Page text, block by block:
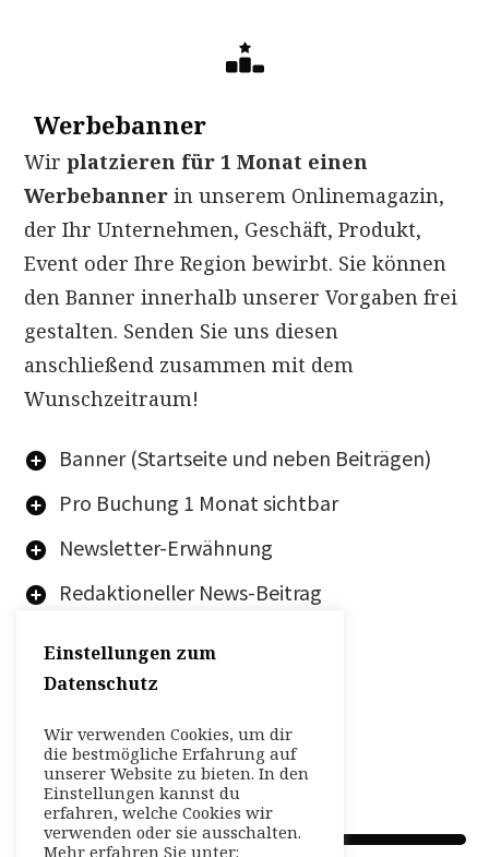
Werbebanner
Wir platzieren für 1 Monat einen
Werbebanner in unserem Onlinemagazin,
der Ihr Unternehmen, Geschäft, Produkt,
Event oder Ihre Region bewirbt. Sie können
den Banner innerhalb unserer Vorgaben frei
gestalten. Senden Sie uns diesen
anschließend zusammen mit dem
Wunschzeitraum!
Banner (Startseite und neben Beiträgen)
Pro Buchung 1 Monat sichtbar
Newsletter-Erwähnung
Redaktioneller News-Beitrag
1190,00 €
ZUR BUCHUNG
Einstellungen zum
Datenschutz
Wir verwenden Cookies, um dir
die bestmögliche Erfahrung auf
unserer Website zu bieten. In den
Einstellungen kannst du
erfahren, welche Cookies wir
verwenden oder sie ausschalten.
Mehr erfahren Sie unter: